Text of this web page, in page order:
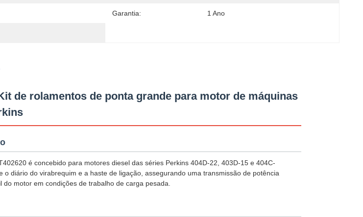
Garantia: 1 Ano
de rolamentos de ponta grande para motor de máquinas
é concebido para motores diesel das séries Perkins 404D‐22, 403D‐15 e 404C‐
o diário do virabrequim e a haste de ligação, assegurando uma transmissão de potência
motor em condições de trabalho de carga pesada.